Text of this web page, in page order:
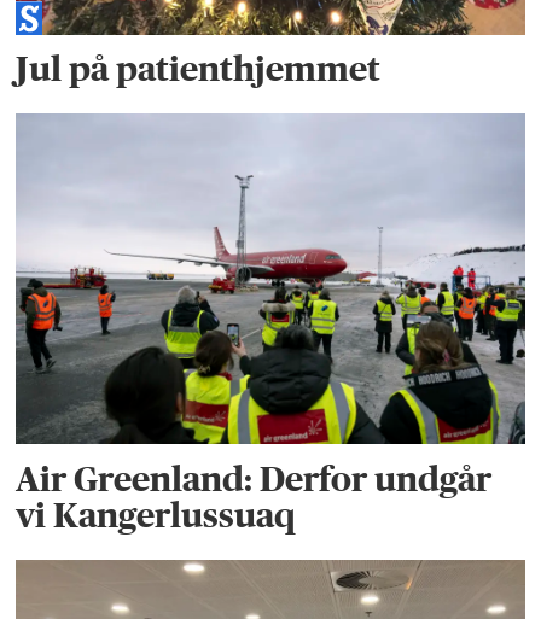
Jul på patienthjemmet
Air Greenland: Derfor undgår
vi Kangerlussuaq